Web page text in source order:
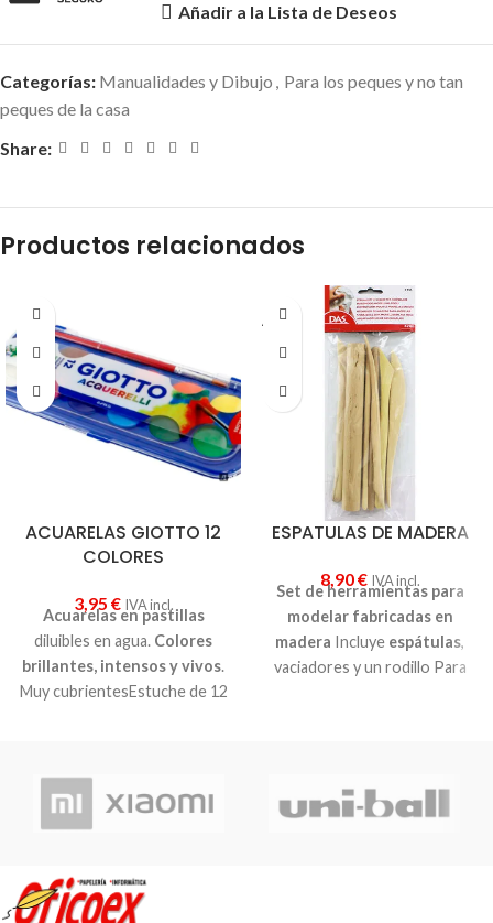
Añadir a la Lista de Deseos
Categorías: Manualidades y Dibujo
Para los peques y no tan
peques de la casa
Share:
Productos relacionados
ACUARELAS GIOTTO 12
COLORES
3,95 € IVA incl.
Acuarelas en pastillas
diluibles en agua. Colores
brillantes, intensos y vivos.
Muy cubrientesEstuche de 12
AGOT
ESPATULAS DE MADERA
8,90€ IVA incl.
Set de herramientas para
modelar fabricadas en
madera Incluye espátulas,
vaciadores y un rodillo Para